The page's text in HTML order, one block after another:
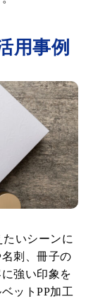
用事例
いシーンに
刺、冊子の
強い印象を
ットPP加工